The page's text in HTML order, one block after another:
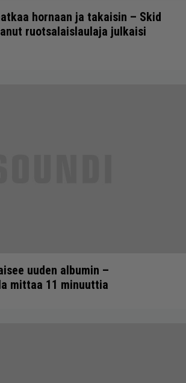
hornaan ja takaisin – Skid
ruotsalaislaulaja julkaisi
uuden albumin –
mittaa 11 minuuttia